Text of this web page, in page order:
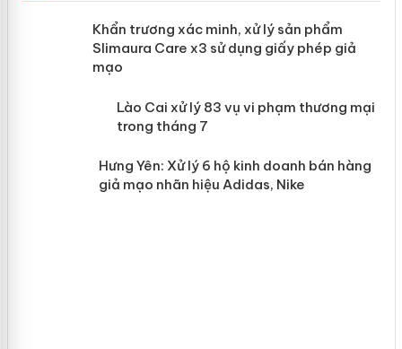
Khẩn trương xác minh, xử lý sản phẩm
Slimaura Care x3 sử dụng giấy phép giả
mạo
Lào Cai xử lý 83 vụ vi phạm thương
mại trong tháng 7